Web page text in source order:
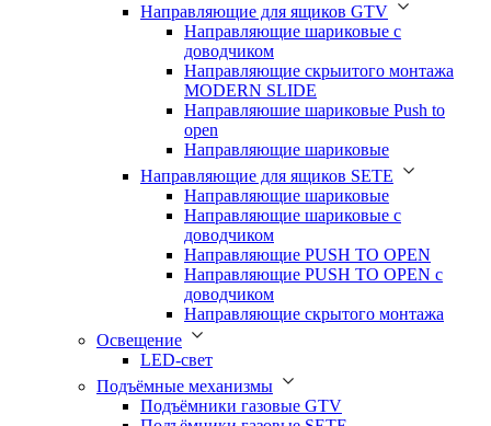
Направляющие для ящиков GTV
Направляющие шариковые с
доводчиком
Направляющие скрыитого монтажа
MODERN SLIDE
Направляюшие шариковые Push to
open
Направляющие шариковые
Направляющие для ящиков SETE
Направляющие шариковые
Направляющие шариковые с
доводчиком
Направляющие PUSH TO OPEN
Направляющие PUSH TO OPEN с
доводчиком
Направляющие скрытого монтажа
Освещение
LED-свет
Подъёмные механизмы
Подъёмники газовые GTV